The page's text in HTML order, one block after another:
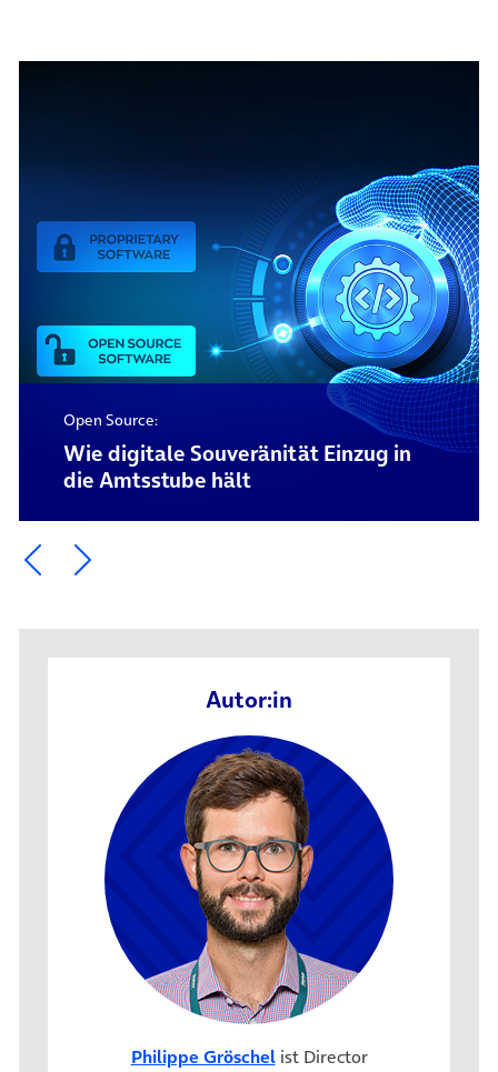
Open Source:
Wie digitale Souveränität Einzug in
die Amtsstube hält
Ein Element zurück blättern
Ein Element weiter blättern
Autor:in
Philippe Gröschelist Director